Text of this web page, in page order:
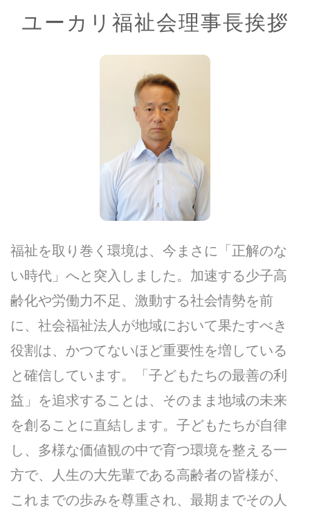
ユーカリ福祉会理事長挨拶
福祉を取り巻く環境は、今まさに「正解のな
い時代」へと突入しました。加速する少子高
齢化や労働力不足、激動する社会情勢を前
に、社会福祉法人が地域において果たすべき
役割は、かつてないほど重要性を増している
と確信しています。「子どもたちの最善の利
益」を追求することは、そのまま地域の未来
を創ることに直結します。子どもたちが自律
し、多様な価値観の中で育つ環境を整える一
方で、人生の大先輩である高齢者の皆様が、
これまでの歩みを尊重され、最期までその人